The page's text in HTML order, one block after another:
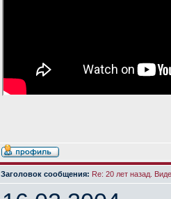
Заголовок сообщения: Re: 20 лет назад.